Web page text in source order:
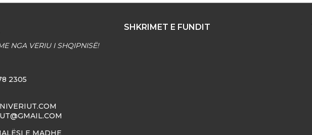
NGA VERIU I SHQIPNISË!
2305
SHKRIMET E FUNDIT